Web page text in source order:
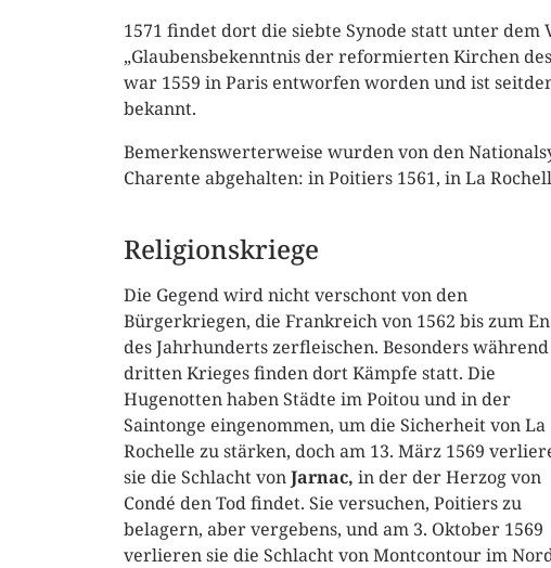
1571 findet dort die siebte Synode statt unter dem
„Glaubensbekenntnis der reformierten Kirchen
war 1559 in Paris entworfen worden und ist
bekannt.
Bemerkenswerterweise wurden von den
Charente abgehalten: in Poitiers 1561, in La
Religionskriege
Die Gegend wird nicht verschont von den
Bürgerkriegen, die Frankreich von 1562 bis zum
des Jahrhunderts zerfleischen. Besonders während
dritten Krieges finden dort Kämpfe statt. Die
Hugenotten haben Städte im Poitou und in der
Saintonge eingenommen, um die Sicherheit von La
Rochelle zu stärken, doch am 13. März 1569
sie die Schlacht vonJarnac, in der der Herzog von
Condé den Tod findet. Sie versuchen, Poitiers zu
belagern, aber vergebens, und am 3. Oktober 1569
verlieren sie die Schlacht von Montcontour im